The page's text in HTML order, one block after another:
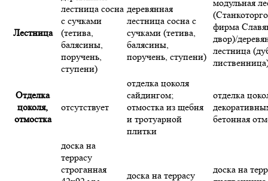
Лестница
лестница сосна
с сучками
(тетива,
балясины,
поручень,
ступени)
деревянная
лестница сосна с
сучками (тетива,
балясины,
поручень, ступени)
модульная
фирма
двор)/
лестница
Отделка
цоколя,
отмостка
отсутствует
отделка цоколя
сайдингом;
отмостка из щебня
и тротуарной
плитки
отделка
бетонная
доска на
террасу
строганная
доска на террасу
доска на